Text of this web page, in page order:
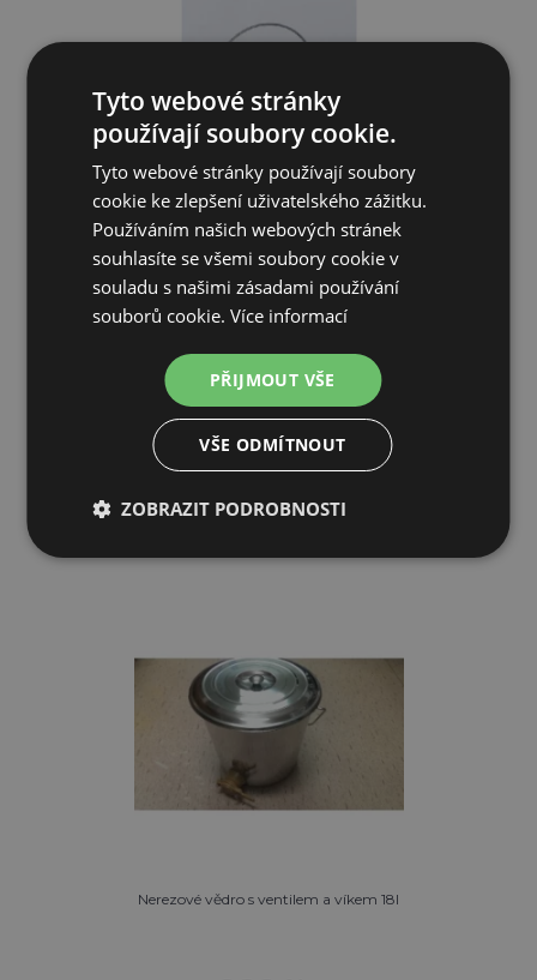
Nerezové vědro s velkou výlevkou 14l
718 Kč
SKLADEM
PŘIDAT DO KOŠÍKU
Nerezové vědro s ventilem a víkem 18l
Tyto webové stránky
používají soubory cookie.
Tyto webové stránky používají soubory
cookie ke zlepšení uživatelského zážitku.
Používáním našich webových stránek
souhlasíte se všemi soubory cookie v
souladu s našimi zásadami používání
souborů cookie.Více informací
PŘIJMOUT VŠE
VŠE ODMÍTNOUT
ZOBRAZIT PODROBNOSTI